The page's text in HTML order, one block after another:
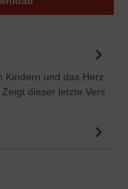
Kindern und das Herz
dieser letzte Vers